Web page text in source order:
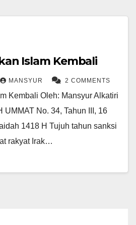
Islam Kembali
MANSYUR 2 COMMENTS
Kembali Oleh: Mansyur Alkatiri
UMMAT No. 34, Tahun III, 16
1418 H Tujuh tahun sanksi
rakyat Irak…